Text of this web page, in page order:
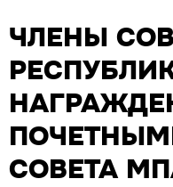
ЧЛЕНЫ
СОВЕТА